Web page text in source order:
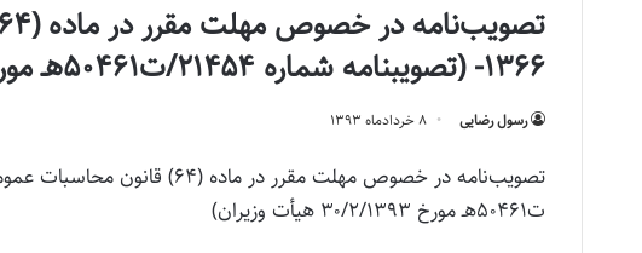
۱۳۶۶- (تصویبنامه شماره ۲۱۴۵۴/ت۵۰۴۶۱هـ مورخ ۳۰/۲/۱۳۹۳ هیأت وزیران)
رسول رضایی ۸ خرداد‌ماه ۱۳۹۳
تصویب‌نامه در خصوص مهلت مقرر در ماده (۶۴) قانون محاسبات عمومی کشور ـ مصوب ۱۳۶۶- (تصویبنامه
ت۵۰۴۶۱هـ مورخ ۳۰/۲/۱۳۹۳ هیأت وزیران)